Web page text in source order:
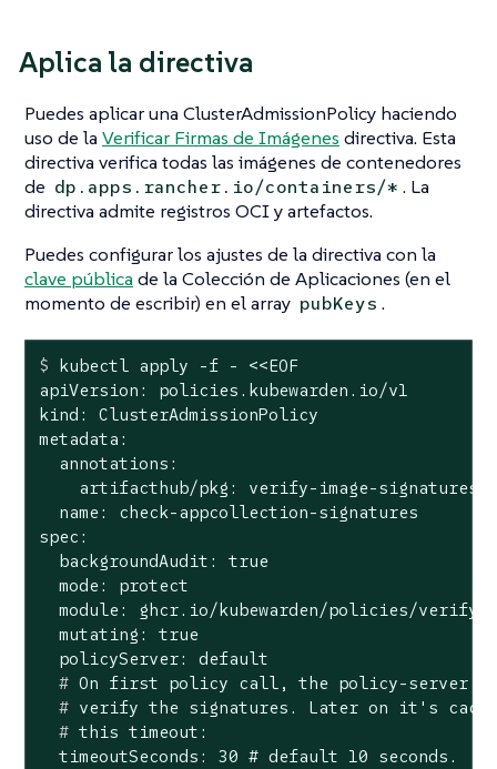
Aplica la directiva
Puedes aplicar una ClusterAdmissionPolicy haciendo
uso de la Verificar Firmas de Imágenes directiva. Esta
directiva verifica todas las imágenes de contenedores
de dp.apps.rancher.io/containers/* . La
directiva admite registros OCI y artefactos.
Puedes configurar los ajustes de la directiva con la
clave pública de la Colección de Aplicaciones (en el
momento de escribir) en el array pubKeys .
$ kubectl apply -f - <<EOF
apiVersion: policies.kubewarden.io/v1
kind: ClusterAdmissionPolicy
metadata:
  annotations:
artifacthub/pkg: verify-image-
  name: check-appcollection-signatures
spec:
  backgroundAudit: true
  mode: protect
module: ghcr.io/kubewarden/policies/verify-
  mutating: true
  #
On first policy call, the policy-server
  #
verify the signatures. Later on it 's
  #
this timeout:
  timeoutSeconds: 30 # default 10 seconds.